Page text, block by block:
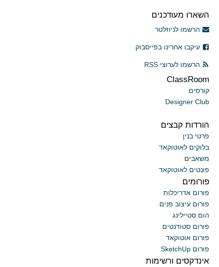
השארו מעודכנים
הרשמו לניוזלטר
עיקבו אחרינו בפייסבוק
הרשמו לערוצי RSS
ClassRoom
קורסים
Designer Club
הורדות קבצים
פרטי בנין
בלוקים לאוטוקאד
משאבים
פונטים לאוטוקאד
פורומים
פורום אדריכלות
פורום עיצוב פנים
הום סטיילינג
פורום סטודנטים
פורום אוטוקאד
פורום SketchUp
אינדקסים ורשימות